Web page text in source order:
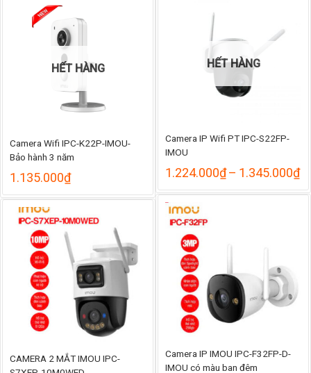
HẾT HÀNG
Camera IP Wifi PT IPC-S22FP-
IMOU
1.224.000₫– 1.345.000₫
từ
HẾT HÀNG
Camera Wifi IPC-K22P-IMOU-
Bảo hành 3 năm
1.135.000₫
Camera IP IMOU IPC-F32FP-D-
IMOU có màu ban đêm
CAMERA 2 MẮT IMOU IPC-